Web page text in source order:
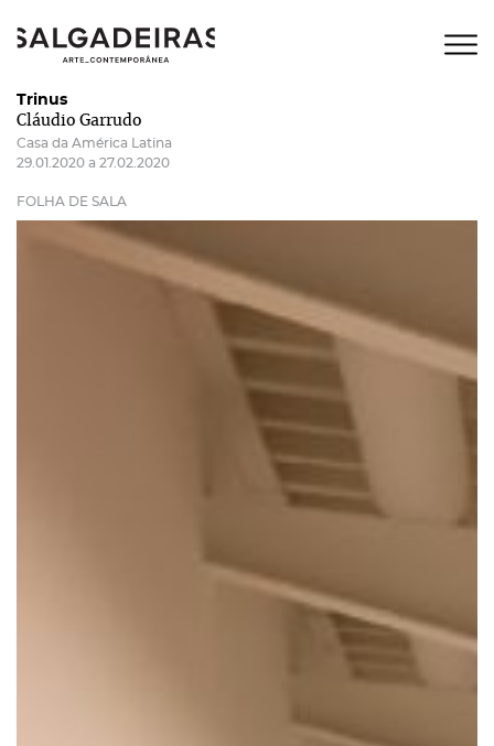
Trinus
Cláudio Garrudo
Casa da América Latina
29.01.2020 a 27.02.2020
FOLHA DE SALA